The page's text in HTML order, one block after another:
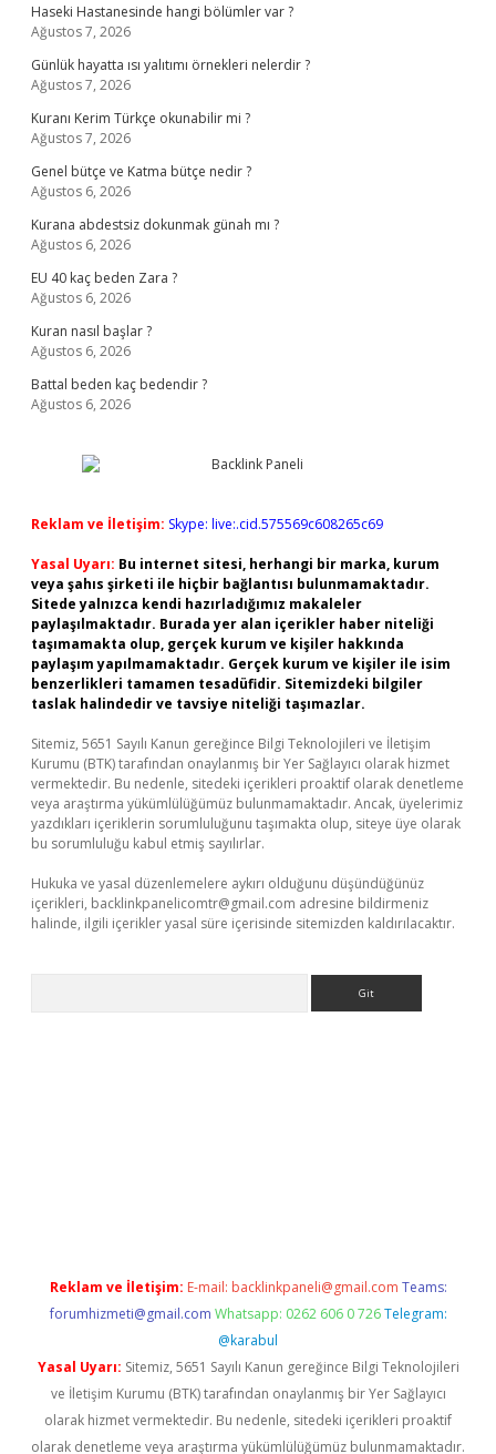
Haseki Hastanesinde hangi bölümler var ?
Ağustos 7, 2026
Günlük hayatta ısı yalıtımı örnekleri nelerdir ?
Ağustos 7, 2026
Kuranı Kerim Türkçe okunabilir mi ?
Ağustos 7, 2026
Genel bütçe ve Katma bütçe nedir ?
Ağustos 6, 2026
Kurana abdestsiz dokunmak günah mı ?
Ağustos 6, 2026
EU 40 kaç beden Zara ?
Ağustos 6, 2026
Kuran nasıl başlar ?
Ağustos 6, 2026
Battal beden kaç bedendir ?
Ağustos 6, 2026
Reklam ve İletişim: Skype: live:.cid.575569c608265c69
Yasal Uyarı: Bu internet sitesi, herhangi bir marka, kurum
veya şahıs şirketi ile hiçbir bağlantısı bulunmamaktadır.
Sitede yalnızca kendi hazırladığımız makaleler
paylaşılmaktadır. Burada yer alan içerikler haber niteliği
taşımamakta olup, gerçek kurum ve kişiler hakkında
paylaşım yapılmamaktadır. Gerçek kurum ve kişiler ile isim
benzerlikleri tamamen tesadüfidir. Sitemizdeki bilgiler
taslak halindedir ve tavsiye niteliği taşımazlar.
Sitemiz, 5651 Sayılı Kanun gereğince Bilgi Teknolojileri ve İletişim
Kurumu (BTK) tarafından onaylanmış bir Yer Sağlayıcı olarak hizmet
vermektedir. Bu nedenle, sitedeki içerikleri proaktif olarak denetleme
veya araştırma yükümlülüğümüz bulunmamaktadır. Ancak, üyelerimiz
yazdıkları içeriklerin sorumluluğunu taşımakta olup, siteye üye olarak
bu sorumluluğu kabul etmiş sayılırlar.
Hukuka ve yasal düzenlemelere aykırı olduğunu düşündüğünüz
içerikleri, backlinkpanelicomtr@gmail.com adresine bildirmeniz
halinde, ilgili içerikler yasal süre içerisinde sitemizden kaldırılacaktır.
Reklam ve İletişim: E-mail: backlinkpaneli@gmail.com Teams:
forumhizmeti@gmail.com Whatsapp: 0262 606 0 726 Telegram:
@karabul
Yasal Uyarı: Sitemiz, 5651 Sayılı Kanun gereğince Bilgi Teknolojileri
ve İletişim Kurumu (BTK) tarafından onaylanmış bir Yer Sağlayıcı
olarak hizmet vermektedir. Bu nedenle, sitedeki içerikleri proaktif
olarak denetleme veya araştırma yükümlülüğümüz bulunmamaktadır.